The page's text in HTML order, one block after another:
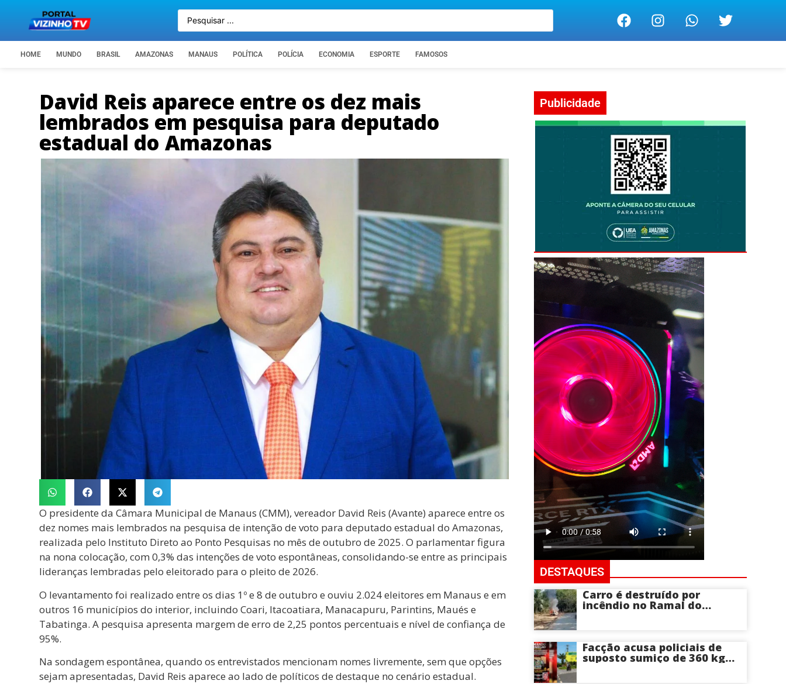
HOME MUNDO BRASIL AMAZONAS MANAUS POLÍTICA POLÍCIA ECONOMIA ESPORTE FAMOSOS
David Reis aparece entre os dez mais
lembrados em pesquisa para deputado
estadual do Amazonas
O presidente da Câmara Municipal de Manaus (CMM), vereador David Reis (Avante) aparece entre os
dez nomes mais lembrados na pesquisa de intenção de voto para deputado estadual do Amazonas,
realizada pelo Instituto Direto ao Ponto Pesquisas no mês de outubro de 2025. O parlamentar figura
na nona colocação, com 0,3% das intenções de voto espontâneas, consolidando-se entre as principais
lideranças lembradas pelo eleitorado para o pleito de 2026.
O levantamento foi realizado entre os dias 1º e 8 de outubro e ouviu 2.024 eleitores em Manaus e em
outros 16 municípios do interior, incluindo Coari, Itacoatiara, Manacapuru, Parintins, Maués e
Tabatinga. A pesquisa apresenta margem de erro de 2,25 pontos percentuais e nível de confiança de
95%.
Na sondagem espontânea, quando os entrevistados mencionam nomes livremente, sem que opções
sejam apresentadas, David Reis aparece ao lado de políticos de destaque no cenário estadual.
Publicidade
DESTAQUES
Carro é destruído por
incêndio no Ramal do
Facção acusa policiais de
suposto sumiço de 360 kg